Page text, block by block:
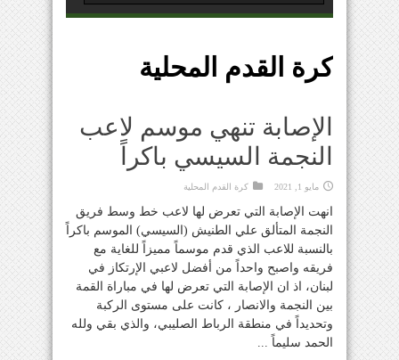
كرة القدم المحلية
الإصابة تنهي موسم لاعب
النجمة السيسي باكراً
مايو 1, 2021 كرة القدم المحلية
انهت الإصابة التي تعرض لها لاعب خط وسط فريق
النجمة المتألق علي الطنيش (السيسي) الموسم باكراً
بالنسبة للاعب الذي قدم موسماً مميزاً للغاية مع
فريقه واصبح واحداً من أفضل لاعبي الإرتكاز في
لبنان، اذ ان الإصابة التي تعرض لها في مباراة القمة
بين النجمة والانصار ، كانت على مستوى الركبة
وتحديداً في منطقة الرباط الصليبي، والذي بقي ولله
الحمد سليماً ...